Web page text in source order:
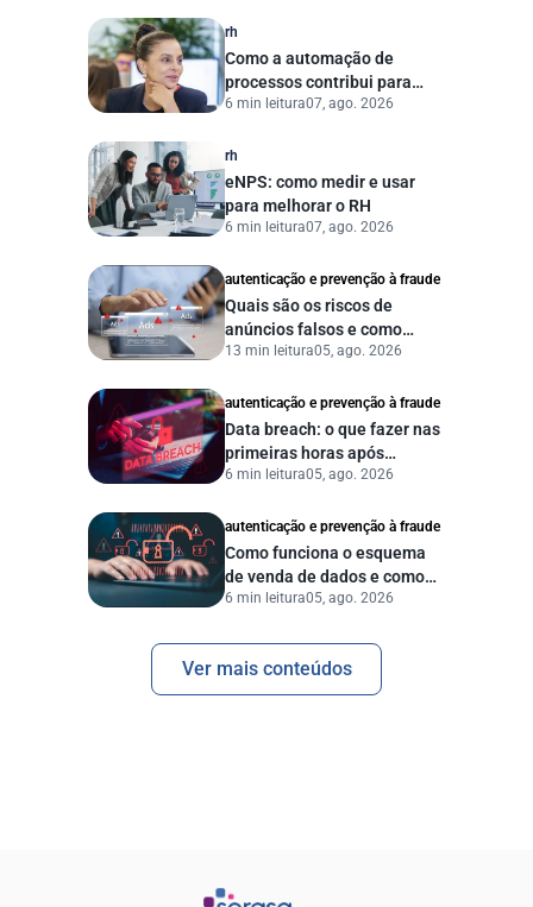
rh
Como a automação de
processos contribui para
uma gestão pública mais
6 min leitura07, ago. 2026
rh
eNPS: como medir e usar
para melhorar o RH
6 min leitura07, ago. 2026
autenticação e prevenção à fraude
Quais são os riscos de
anúncios falsos e como
proteger seu negócio?
13 min leitura05, ago. 2026
autenticação e prevenção à fraude
Data breach: o que fazer nas
primeiras horas após
vazamento de dados?
6 min leitura05, ago. 2026
autenticação e prevenção à fraude
Como funciona o esquema
de venda de dados e como
proteger sua empresa?
6 min leitura05, ago. 2026
Ver mais conteúdos